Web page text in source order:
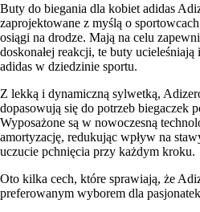
Buty do biegania dla kobiet adidas
zaprojektowane z myślą o
osiągi na drodze. Mają na celu
doskonałej reakcji, te buty
adidas w dziedzinie sportu.
Z lekką i dynamiczną sylwetką,
dopasowują się do potrzeb biegaczek
Wyposażone są w nowoczesną
amortyzację, redukując wpływ na
uczucie pchnięcia przy każdym kroku.
Oto kilka cech, które sprawiają, że
preferowanym wyborem dla